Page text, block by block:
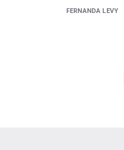
FERNANDA LEVY